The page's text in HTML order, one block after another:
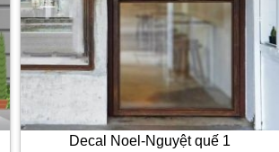
Decal Noel-Nguyệt quế 1